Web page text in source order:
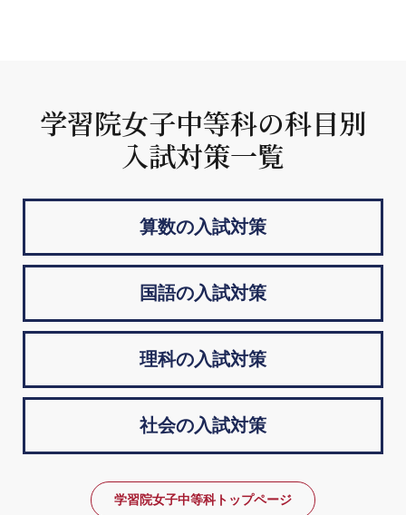
学習院女子中等科の科目別
入試対策一覧
算数の入試対策
国語の入試対策
理科の入試対策
社会の入試対策
学習院女子中等科トップページ